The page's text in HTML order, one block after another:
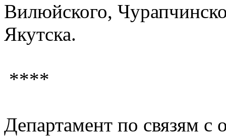
Вилюйского,
Якутска.
****
Департамент по связям с